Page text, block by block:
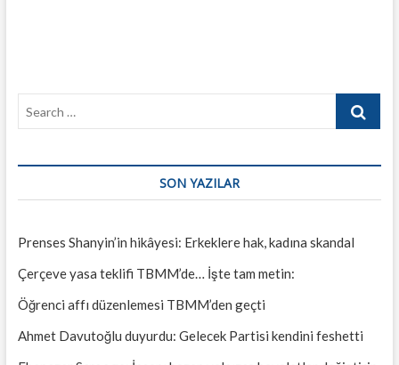
Search
SON YAZILAR
Prenses Shanyin’in hikâyesi: Erkeklere hak, kadına skandal
Çerçeve yasa teklifi TBMM’de… İşte tam metin:
Öğrenci affı düzenlemesi TBMM’den geçti
Ahmet Davutoğlu duyurdu: Gelecek Partisi kendini feshetti